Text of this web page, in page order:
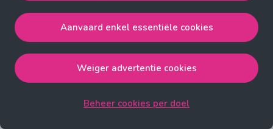
noodzakelijke, analytische, functionele en advertentie
cookies.
de strict noodzakelijke cookies.
Weiger advertentie cookiesgaat akkoord met de strict
Aanvaard enkel essentiële cookies
Weiger advertentie cookies
Beheer cookies per doel